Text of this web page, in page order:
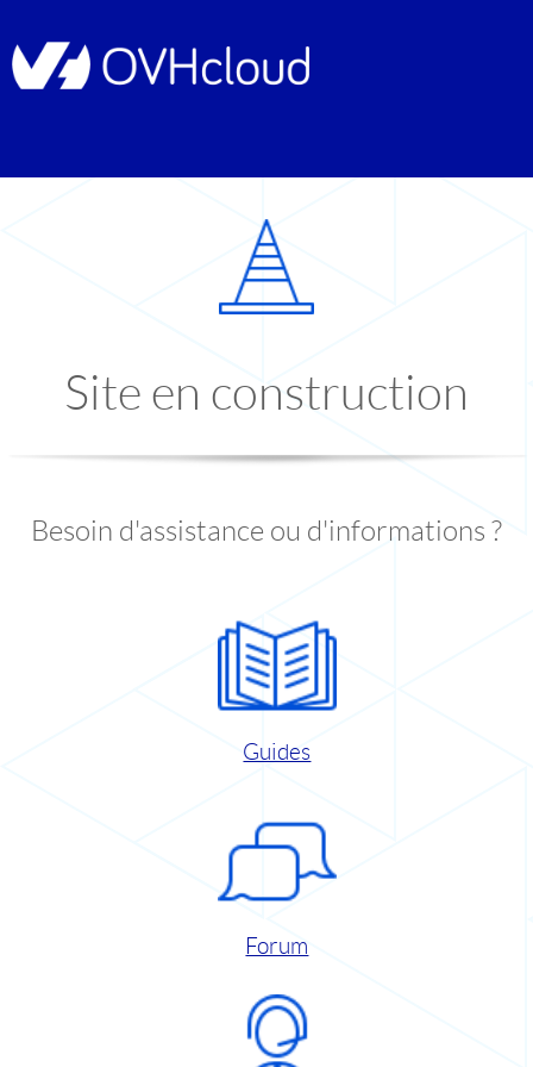
Site en construction
Besoin d'assistance ou d'informations ?
Guides
Forum